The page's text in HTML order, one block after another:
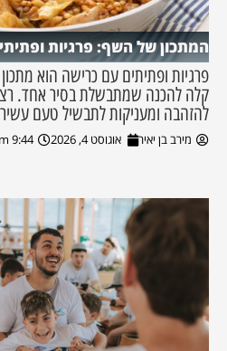
המתכון של השף: פרגיות
פרגיות ופתיתים עם כרישה הוא
קלה להכנה שמתבשלת בסיר אחד.
להזהבה ומעניקות לתבשיל טעם
מירב בן יאיר אוגוסט 4, 2026 9:44 pm